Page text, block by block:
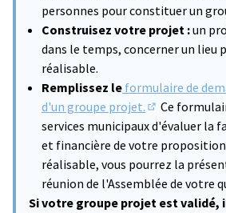
personnes pour constituer un
Construisez votre projet :un
dans le temps, concerner un lieu
réalisable.
Remplissez le formulaire de
d'un groupe projet.
(Lien externe)
Ce
services municipaux d'évaluer la
et financière de votre
réalisable, vous pourrez la
réunion de l'Assemblée de votre
Si votre groupe projet est validé,